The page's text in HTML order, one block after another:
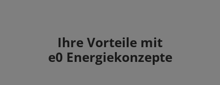
Ihre Vorteile mit
e0 Energiekonzepte